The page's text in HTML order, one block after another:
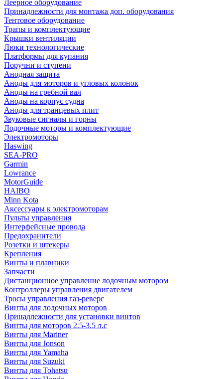
Леерное оборудование
Принадлежности для монтажа доп. оборудования
Тентовое оборудование
Трапы и комплектующие
Крышки вентиляции
Люки технологические
Платформы для купания
Поручни и ступени
Анодная защита
Аноды для моторов и угловых колонок
Аноды на гребной вал
Аноды на корпус судна
Аноды для транцевых плит
Звуковые сигналы и горны
Лодочные моторы и комплектующие
Электромоторы
Haswing
SEA-PRO
Garmin
Lowrance
MotorGuide
HAIBO
Minn Kota
Аксессуары к электромоторам
Пульты управления
Интерфейсные провода
Предохранители
Розетки и штекеры
Крепления
Винты и плавники
Запчасти
Дистанционное управление лодочным мотором
Контроллеры управления двигателем
Тросы управления газ-реверс
Винты для лодочных моторов
Принадлежности для установки винтов
Винты для моторов 2.5-3.5 л.с
Винты для Mariner
Винты для Jonson
Винты для Yamaha
Винты для Suzuki
Винты для Tohatsu